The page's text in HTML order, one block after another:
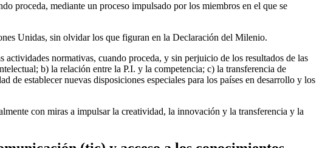
proceda, mediante un proceso impulsado por los miembros en el que se
Unidas, sin olvidar los que figuran en la Declaración del Milenio.
normativas, cuando proceda, y sin perjuicio de los resultados de las
b) la relación entre la P.I. y la competencia; c) la transferencia de
establecer nuevas disposiciones especiales para los países en desarrollo y los
con miras a impulsar la creatividad, la innovación y la transferencia y la